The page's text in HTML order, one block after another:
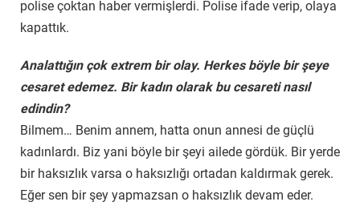
polise çoktan haber vermişlerdi. Polise ifade verip, olaya
kapattık.
Analattığın çok extrem bir olay. Herkes böyle bir şeye
cesaret edemez. Bir kadın olarak bu cesareti nasıl
edindin?
Bilmem… Benim annem, hatta onun annesi de güçlü
kadınlardı. Biz yani böyle bir şeyi ailede gördük. Bir yerde
bir haksızlık varsa o haksızlığı ortadan kaldırmak gerek.
Eğer sen bir şey yapmazsan o haksızlık devam eder.